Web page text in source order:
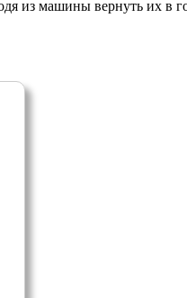
из машины вернуть их в